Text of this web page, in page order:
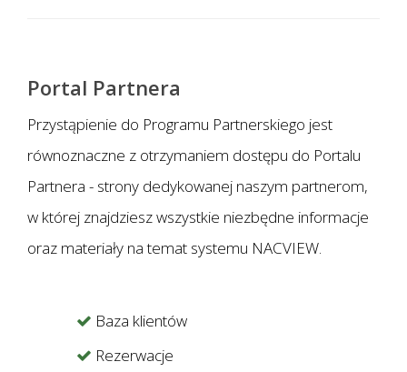
Portal Partnera
Przystąpienie do Programu Partnerskiego jest
równoznaczne z otrzymaniem dostępu do Portalu
Partnera - strony dedykowanej naszym partnerom,
w której znajdziesz wszystkie niezbędne informacje
oraz materiały na temat systemu NACVIEW.
Baza klientów
Rezerwacje